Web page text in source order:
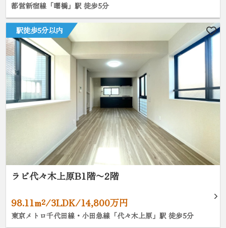
都営新宿線「曙橋」駅 徒歩5分
駅徒歩5分以内
ラビ代々木上原B1階〜2階
98.11m²/3LDK/14,800万円
東京メトロ千代田線・小田急線「代々木上原」駅 徒歩5分